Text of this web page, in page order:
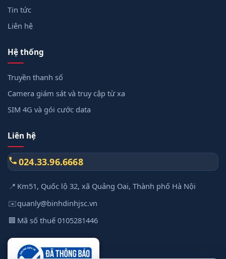
Tin tức
Liên hệ
Hệ thống
Truyền thanh số
Camera giám sát và truy cập từ xa
SIM 4G và gói cước data
Liên hệ
024.33.96.6668
📍 Km51, Quốc lộ 32, xã Quảng Oai, Thành phố Hà Nội
✉️quanly@binhdinhjsc.vn
🏢 Mã số thuế 0105281446